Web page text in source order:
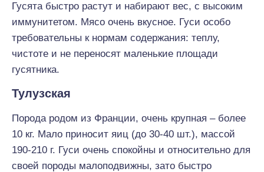
Гусята быстро растут и набирают вес, с высоким
иммунитетом. Мясо очень вкусное. Гуси особо
требовательны к нормам содержания: теплу,
чистоте и не переносят маленькие площади
гусятника.
Тулузская
Порода родом из Франции, очень крупная – более
10 кг. Мало приносит яиц (до 30-40 шт.), массой
190-210 г. Гуси очень спокойны и относительно для
своей породы малоподвижны, зато быстро